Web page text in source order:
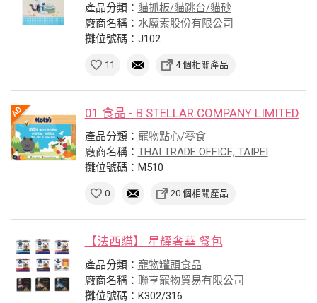
產品分類： 貓抓板/貓跳台/貓砂
廠商名稱： 水魔素股份有限公司
攤位號碼：J102
11 4 個相關產品
01 食品 - B STELLAR COMPANY LIMITED
產品分類： 寵物點心/零食
廠商名稱： THAI TRADE OFFICE, TAIPEI
攤位號碼：M510
0 20 個相關產品
【法西貓】 星耀奢華 餐包
產品分類： 寵物罐頭食品
廠商名稱： 聯享寵物貿易有限公司
攤位號碼：K302/316